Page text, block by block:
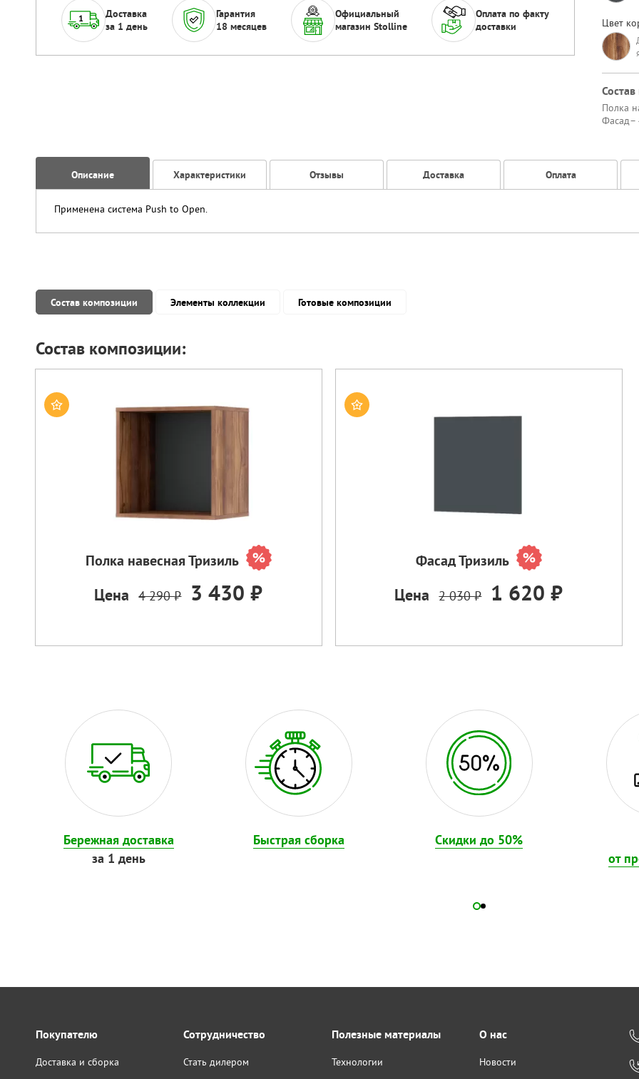
Доставка
за 1 день
Гарантия
18 месяцев
Официальный
магазин Stolline
Оплата по факту
доставки
Цвет
Полка
Фасад–
Описание Характеристики Отзывы Доставка Оплата
Применена система Push to Open.
Состав композиции Элементы коллекции Готовые композиции
Состав композиции:
Полка навесная Тризиль
Цена 4 290 ₽ 3 430 ₽
Фасад Тризиль
Цена 2 030 ₽ 1 620 ₽
Бережная доставка
за 1 день
Быстрая сборка Скидки до 50%
от
Покупателю
Доставка и сборка
Сотрудничество
Стать дилером
Полезные материалы
Технологии
О нас
Новости